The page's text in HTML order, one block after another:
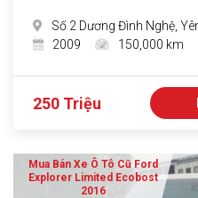
Số 2 Dương Đình Nghệ,
2009
150,000 km
250 Triệu
Mua Bán Xe Ô Tô Cũ Ford
Explorer Limited Ecobost
2016